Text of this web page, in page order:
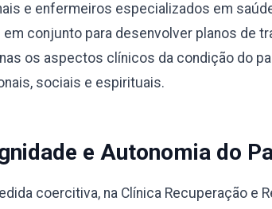
e enfermeiros especializados em
em conjunto para desenvolver planos de
os aspectos clínicos da condição do
sociais e espirituais.
e Autonomia do
coercitiva, na Clínica Recuperação e